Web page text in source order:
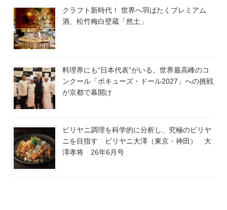
クラフト新時代！ 世界へ羽ばたくプレミアム
酒、松竹梅白壁蔵「然土」
料理界にも“日本代表”がいる。世界最高峰のコ
ンクール「ボキューズ・ドール2027」への挑戦
が京都で幕開け
ビリヤニ調理を科学的に分析し、究極のビリヤ
ニを目指す ビリヤニ大澤（東京・神田） 大
澤孝将 26年6月号